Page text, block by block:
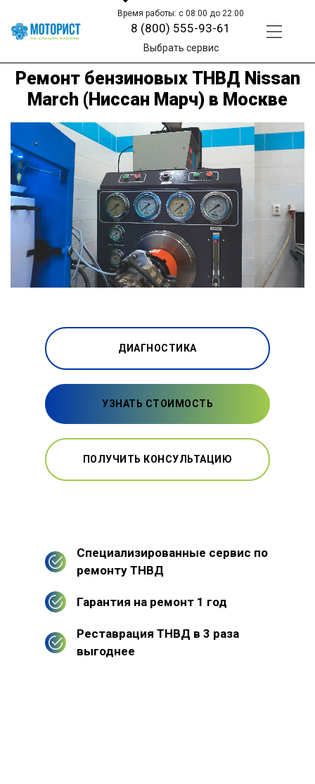
Время работы: с 08:00 до 22:00
8 (800) 555-93-61
Выбрать сервис
Ремонт бензиновых ТНВД Nissan
March (Ниссан Марч) в Москве
ДИАГНОСТИКА
УЗНАТЬ СТОИМОСТЬ
ПОЛУЧИТЬ КОНСУЛЬТАЦИЮ
Специализированные сервис по
ремонту ТНВД
Гарантия на ремонт 1 год
Реставрация ТНВД в 3 раза
выгоднее